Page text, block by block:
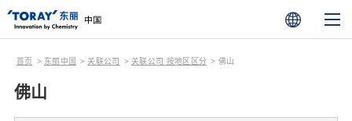
首页 东丽中国 关联公司 关联公司 按地区区分 佛山
佛山